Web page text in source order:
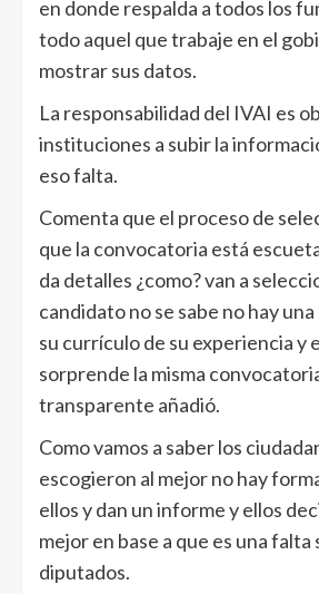
en donde respalda a todos los
todo aquel que trabaje en el
mostrar sus datos.
La responsabilidad del IVAI es
instituciones a subir la
eso falta.
Comenta que el proceso de
que la convocatoria está
da detalles ¿como? van a
candidato no se sabe no hay
su currículo de su experiencia y
sorprende la misma
transparente añadió.
Como vamos a saber los
escogieron al mejor no hay
ellos y dan un informe y ellos
mejor en base a que es una falta
diputados.